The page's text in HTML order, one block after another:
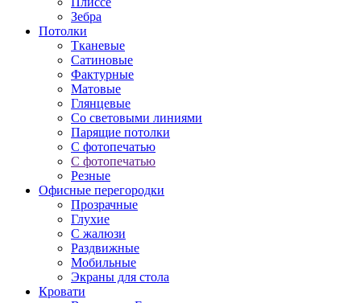
Зебра
Потолки
Тканевые
Сатиновые
Фактурные
Матовые
Глянцевые
Со световыми линиями
Парящие потолки
С фотопечатью
С фотопечатью
Резные
Офисные перегородки
Прозрачные
Глухие
С жалюзи
Раздвижные
Мобильные
Экраны для стола
Кровати